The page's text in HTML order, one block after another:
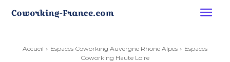
Accueil Espaces Coworking Auvergne Rhone Alpes
Espaces
Coworking Haute Loire